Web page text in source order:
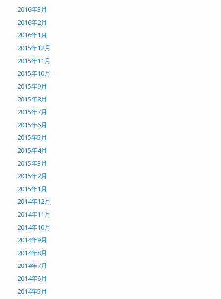
2016年3月
2016年2月
2016年1月
2015年12月
2015年11月
2015年10月
2015年9月
2015年8月
2015年7月
2015年6月
2015年5月
2015年4月
2015年3月
2015年2月
2015年1月
2014年12月
2014年11月
2014年10月
2014年9月
2014年8月
2014年7月
2014年6月
2014年5月